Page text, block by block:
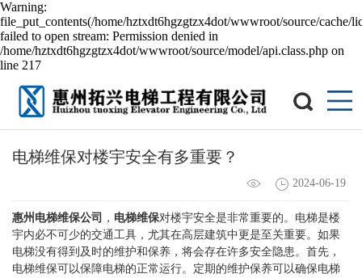
Warning:
file_put_contents(/home/hztxdt6hgzgtzx4dot/wwwroot/source/cache/
failed to open stream: Permission denied in
/home/hztxdt6hgzgtzx4dot/wwwroot/source/model/api.class.php on
line 217
电梯维保对楼宇安全有多重要？
2024-06-19
惠州电梯维保公司 ， 电梯维保对楼宇安全是非常重要的。电梯是楼
宇内必不可少的交通工具，尤其在高层建筑中更是至关重要。如果
电梯没有得到及时的维护和保养，将会存在许多安全隐患。首先，
电梯维保可以保障电梯的正常运行。定期的维护保养可以确保电梯